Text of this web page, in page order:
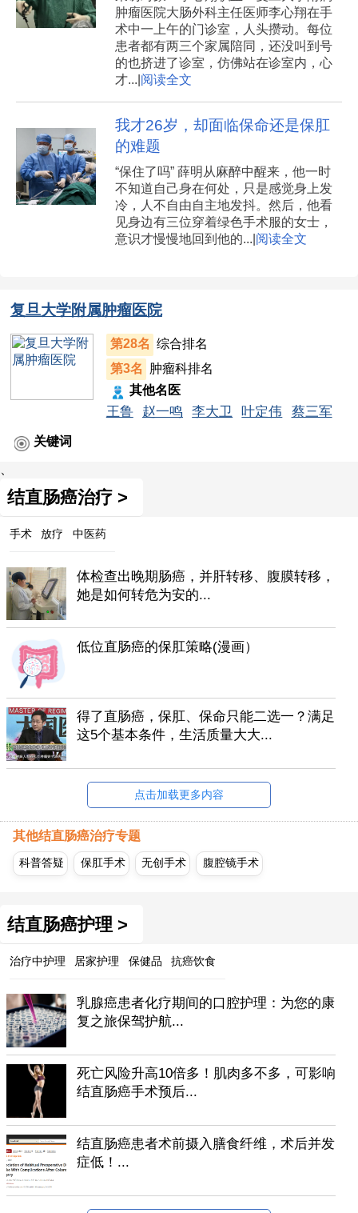
肿瘤医院大肠外科主任医师李心翔在手
术中一上午的门诊室，人头攒动。每位
患者都有两三个家属陪同，还没叫到号
的也挤进了诊室，仿佛站在诊室内，心
才...| 阅读全文
我才26岁，却面临保命还是保肛
的难题
“保住了吗” 薛明从麻醉中醒来，他一时
不知道自己身在何处，只是感觉身上发
冷，人不自由自主地发抖。然后，他看
见身边有三位穿着绿色手术服的女士，
意识才慢慢地回到他的...| 阅读全文
复旦大学附属肿瘤医院
第28名 综合排名
第3名
肿瘤科排名
其他名医
王鲁 赵一鸣 李大卫 叶定伟 蔡三军
关键词
结直肠癌治疗 >
手术 放疗 中医药
体检查出晚期肠癌，并肝转移、腹膜转移，
她是如何转危为安的...
低位直肠癌的保肛策略(漫画）
得了直肠癌，保肛、保命只能二选一？满足
这5个基本条件，生活质量大大...
点击加载更多内容
其他结直肠癌治疗专题
科普答疑 保肛手术 无创手术 腹腔镜手术
结直肠癌护理 >
治疗中护理 居家护理 保健品 抗癌饮食
乳腺癌患者化疗期间的口腔护理：为您的康
复之旅保驾护航...
死亡风险升高10倍多！肌肉多不多，可影响
结直肠癌手术预后...
结直肠癌患者术前摄入膳食纤维，术后并发
症低！...